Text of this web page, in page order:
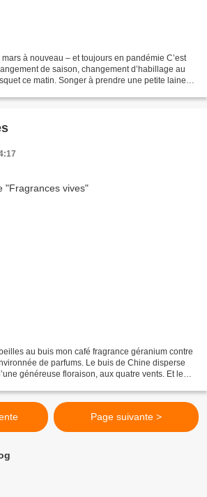
à nouveau – et toujours en pandémie C’est
de saison, changement d’habillage au
ce matin. Songer à prendre une petite laine,
au buis mon café fragrance géranium contre
de parfums. Le buis de Chine disperse
généreuse floraison, aux quatre vents. Et le
Page suivante >